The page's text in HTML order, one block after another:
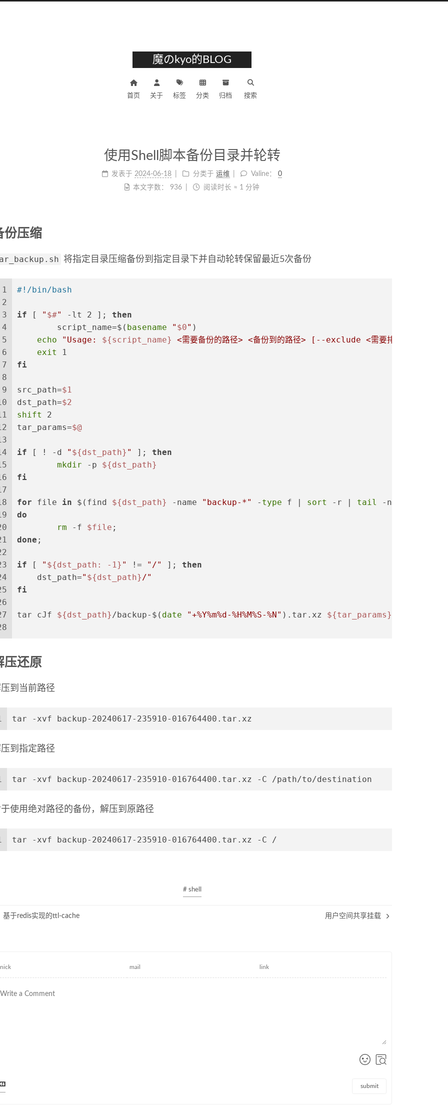
魔のkyo的BLOG
首页 关于 标签 分类 归档 搜索
使用Shell脚本备份目录并轮转
发表于 2024-06-18 分类于 运维 Valine：
0
本文字数：
936 阅读时长 ≈ 1 分钟
份压缩
将指定目录压缩备份到指定目录下并自动轮转保留最近5次备份
1
2
3
4
5
6
7
8
9
#!/bin/bash
if [ " $#" -lt 2 ]; then
	script_name=$(
basename " $0" )
echo
"Usage: ${script_name}
<需要备份的路径> <备份到的路径> [--exclude <需要排除的路径>
exit
1
fi
src_path=$1
dst_path=$2
shift
2
tar_params=$@
if [ ! -d " ${dst_path} " ]; then
mkdir -p ${dst_path}
fi
for file in $(find ${dst_path} -name "backup-*" - type f | sort -r | tail
-n +5 );
do
rm -f $file ;
done ;
if [ " ${dst_path: -1} " != "/" ]; then
    dst_path=
" ${dst_path}/"
fi
tar cJf ${dst_path}/backup-$( date "+%Y%m%d-%H%M%S-%N" ).tar.xz ${tar_params}
压还原
到当前路径
tar -xvf backup-20240617-235910-016764400.tar.xz
到指定路径
tar -xvf backup-20240617-235910-016764400.tar.xz -C /path/to/destination
使用绝对路径的备份，解压到原路径
tar -xvf backup-20240617-235910-016764400.tar.xz -C /
# shell
基于redis实现的ttl-cache 用户空间共享挂载
submit